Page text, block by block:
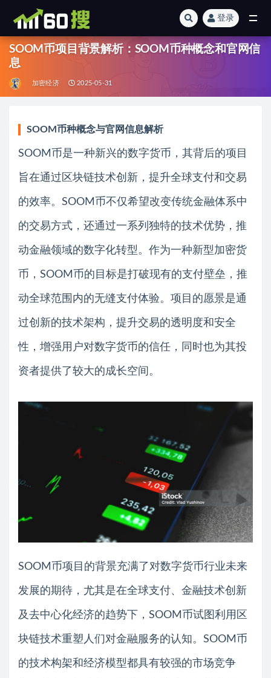
登录
SOOM币项目背景解析：SOOM币种概念和官网信
息
加密经济 2025-05-31
SOOM币种概念与官网信息解析
SOOM币是一种新兴的数字货币，其背后的项目
旨在通过区块链技术创新，提升全球支付和交易
的效率。SOOM币不仅希望改变传统金融体系中
的交易方式，还通过一系列独特的技术优势，推
动金融领域的数字化转型。作为一种新型加密货
币，SOOM币的目标是打破现有的支付壁垒，推
动全球范围内的无缝支付体验。项目的愿景是通
过创新的技术架构，提升交易的透明度和安全
性，增强用户对数字货币的信任，同时也为其投
资者提供了较大的成长空间。
SOOM币项目的背景充满了对数字货币行业未来
发展的期待，尤其是在全球支付、金融技术创新
及去中心化经济的趋势下，SOOM币试图利用区
块链技术重塑人们对金融服务的认知。SOOM币
的技术构架和经济模型都具有较强的市场竞争